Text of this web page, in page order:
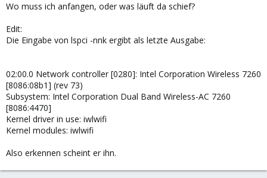
Wo muss ich anfangen, oder was läuft da schief?
Edit:
Die Eingabe von lspci -nnk ergibt als letzte Ausgabe:
02:00.0 Network controller [0280]: Intel Corporation Wireless 7260
[8086:08b1] (rev 73)
Subsystem: Intel Corporation Dual Band Wireless-AC 7260
[8086:4470]
Kernel driver in use: iwlwifi
Kernel modules: iwlwifi
Also erkennen scheint er ihn.